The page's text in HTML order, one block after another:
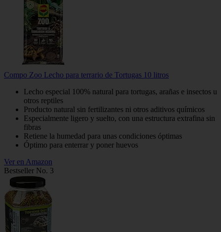
Compo Zoo Lecho para terrario de Tortugas 10 litros
Lecho especial 100% natural para tortugas, arañas e insectos u
otros reptiles
Producto natural sin fertilizantes ni otros aditivos químicos
Especialmente ligero y suelto, con una estructura extrafina sin
fibras
Retiene la humedad para unas condiciones óptimas
Óptimo para enterrar y poner huevos
Ver en Amazon
Bestseller No. 3